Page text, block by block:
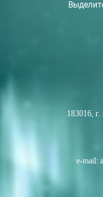
183016,
e-mail: